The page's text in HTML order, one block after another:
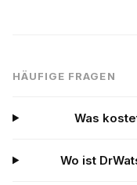
HÄUFIGE FRAGEN
Was
Wo ist